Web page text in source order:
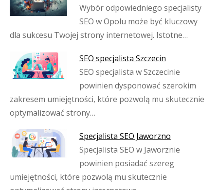
Wybór odpowiedniego specjalisty
SEO w Opolu może być kluczowy
dla sukcesu Twojej strony internetowej. Istotne…
SEO specjalista Szczecin
SEO specjalista w Szczecinie
powinien dysponować szerokim
zakresem umiejętności, które pozwolą mu skutecznie
optymalizować strony…
Specjalista SEO Jaworzno
Specjalista SEO w Jaworznie
powinien posiadać szereg
umiejętności, które pozwolą mu skutecznie